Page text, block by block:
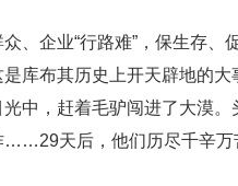
、企业“行路难”，保生存
库布其历史上开天辟地的
中，赶着毛驴闯进了大漠
……29天后，他们历尽千辛万